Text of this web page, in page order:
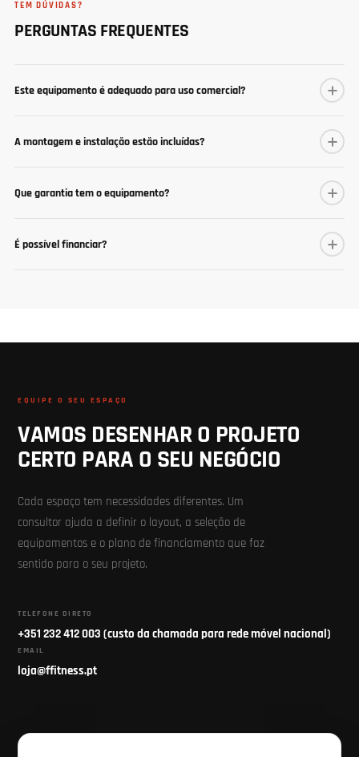
TEM DÚVIDAS?
PERGUNTAS FREQUENTES
Este equipamento é adequado para uso comercial?
A montagem e instalação estão incluídas?
Que garantia tem o equipamento?
É possível financiar?
EQUIPE O SEU ESPAÇO
VAMOS DESENHAR O PROJETO
CERTO PARA O SEU NEGÓCIO
Cada espaço tem necessidades diferentes. Um
consultor ajuda a definir o layout, a seleção de
equipamentos e o plano de financiamento que faz
sentido para o seu projeto.
TELEFONE DIRETO
+351 232 412 003 (custo da chamada para rede móvel nacional)
EMAIL
loja@ffitness.pt